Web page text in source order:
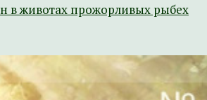
в животах прожорливых рыбех